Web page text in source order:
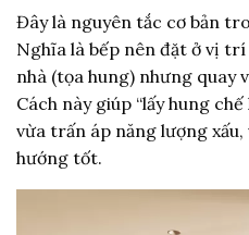
Đây là nguyên tắc cơ bản
Nghĩa là bếp nên đặt ở vị
nhà (tọa hung) nhưng quay
Cách này giúp “lấy hung
vừa trấn áp năng lượng
hướng tốt.